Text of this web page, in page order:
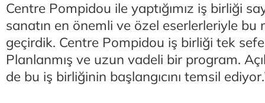
Centre Pompidou ile yaptığımız iş birliği
sanatın en önemli ve özel eserlerleriyle
geçirdik. Centre Pompidou iş birliği tek
Planlanmış ve uzun vadeli bir program.
de bu iş birliğinin başlangıcını temsil